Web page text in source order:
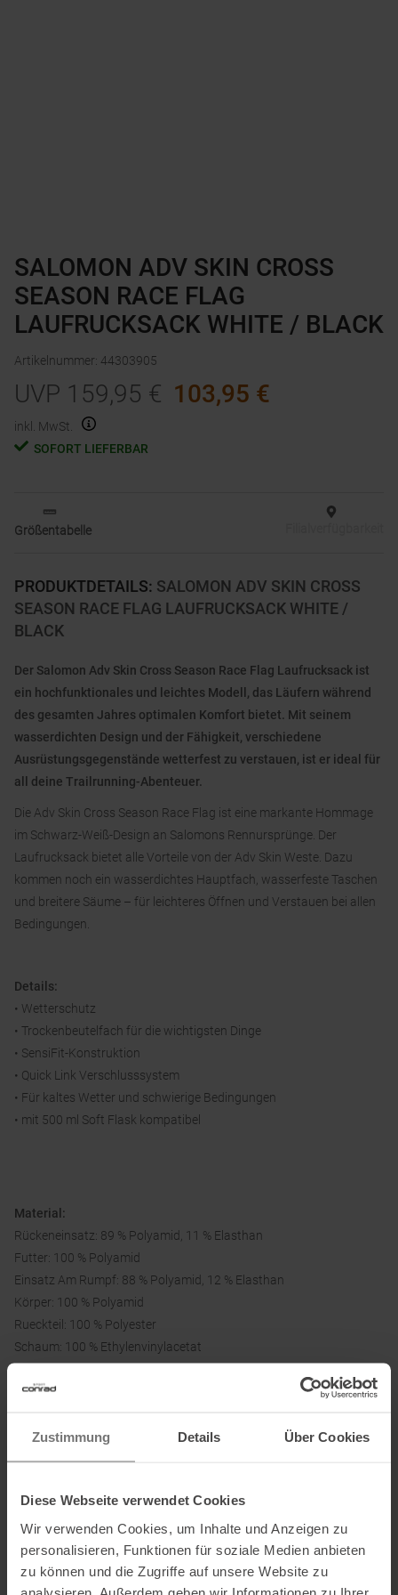
Zustimmung Details Über Cookies
Diese Webseite verwendet Cookies
Wir verwenden Cookies, um Inhalte und Anzeigen zu
personalisieren, Funktionen für soziale Medien anbieten
zu können und die Zugriffe auf unsere Website zu
analysieren. Außerdem geben wir Informationen zu Ihrer
PRODUKTDETAILS: SALOMON ADV SKIN CROSS
SEASON RACE FLAG LAUFRUCKSACK WHITE /
BLACK
Der Salomon Adv Skin Cross Season Race Flag Laufrucksack ist
ein hochfunktionales und leichtes Modell, das Läufern während
des gesamten Jahres optimalen Komfort bietet. Mit seinem
wasserdichten Design und der Fähigkeit, verschiedene
Ausrüstungsgegenstände wetterfest zu verstauen, ist er ideal für
all deine Trailrunning-Abenteuer.
Die Adv Skin Cross Season Race Flag ist eine markante Hommage
im Schwarz-Weiß-Design an Salomons Rennursprünge. Der
Laufrucksack bietet alle Vorteile von der Adv Skin Weste. Dazu
kommen noch ein wasserdichtes Hauptfach, wasserfeste Taschen
und breitere Säume – für leichteres Öffnen und Verstauen bei allen
Bedingungen.
Details:
• Wetterschutz
• Trockenbeutelfach für die wichtigsten Dinge
• SensiFit-Konstruktion
• Quick Link Verschlusssystem
• Für kaltes Wetter und schwierige Bedingungen
• mit 500 ml Soft Flask kompatibel
Material:
Rückeneinsatz: 89 % Polyamid, 11 % Elasthan
Futter: 100 % Polyamid
Einsatz Am Rumpf: 88 % Polyamid, 12 % Elasthan
Körper: 100 % Polyamid
Rueckteil: 100 % Polyester
Schaum: 100 % Ethylenvinylacetat
Informationen zu EU Verordnung GPSR
Postanschrift des Herstellers:ZA des Croiselets, 14 chemin des
Croiselets, 74370 Epagny Metz Tessym France
Elektronische Adresse des Herstellers:
contact@salomon.com
SALOMON ADV SKIN CROSS
SEASON RACE FLAG
LAUFRUCKSACK WHITE / BLACK
Artikelnummer: 44303905
UVP 159,95 € 103,95 €
inkl. MwSt.
SOFORT LIEFERBAR
Größentabelle